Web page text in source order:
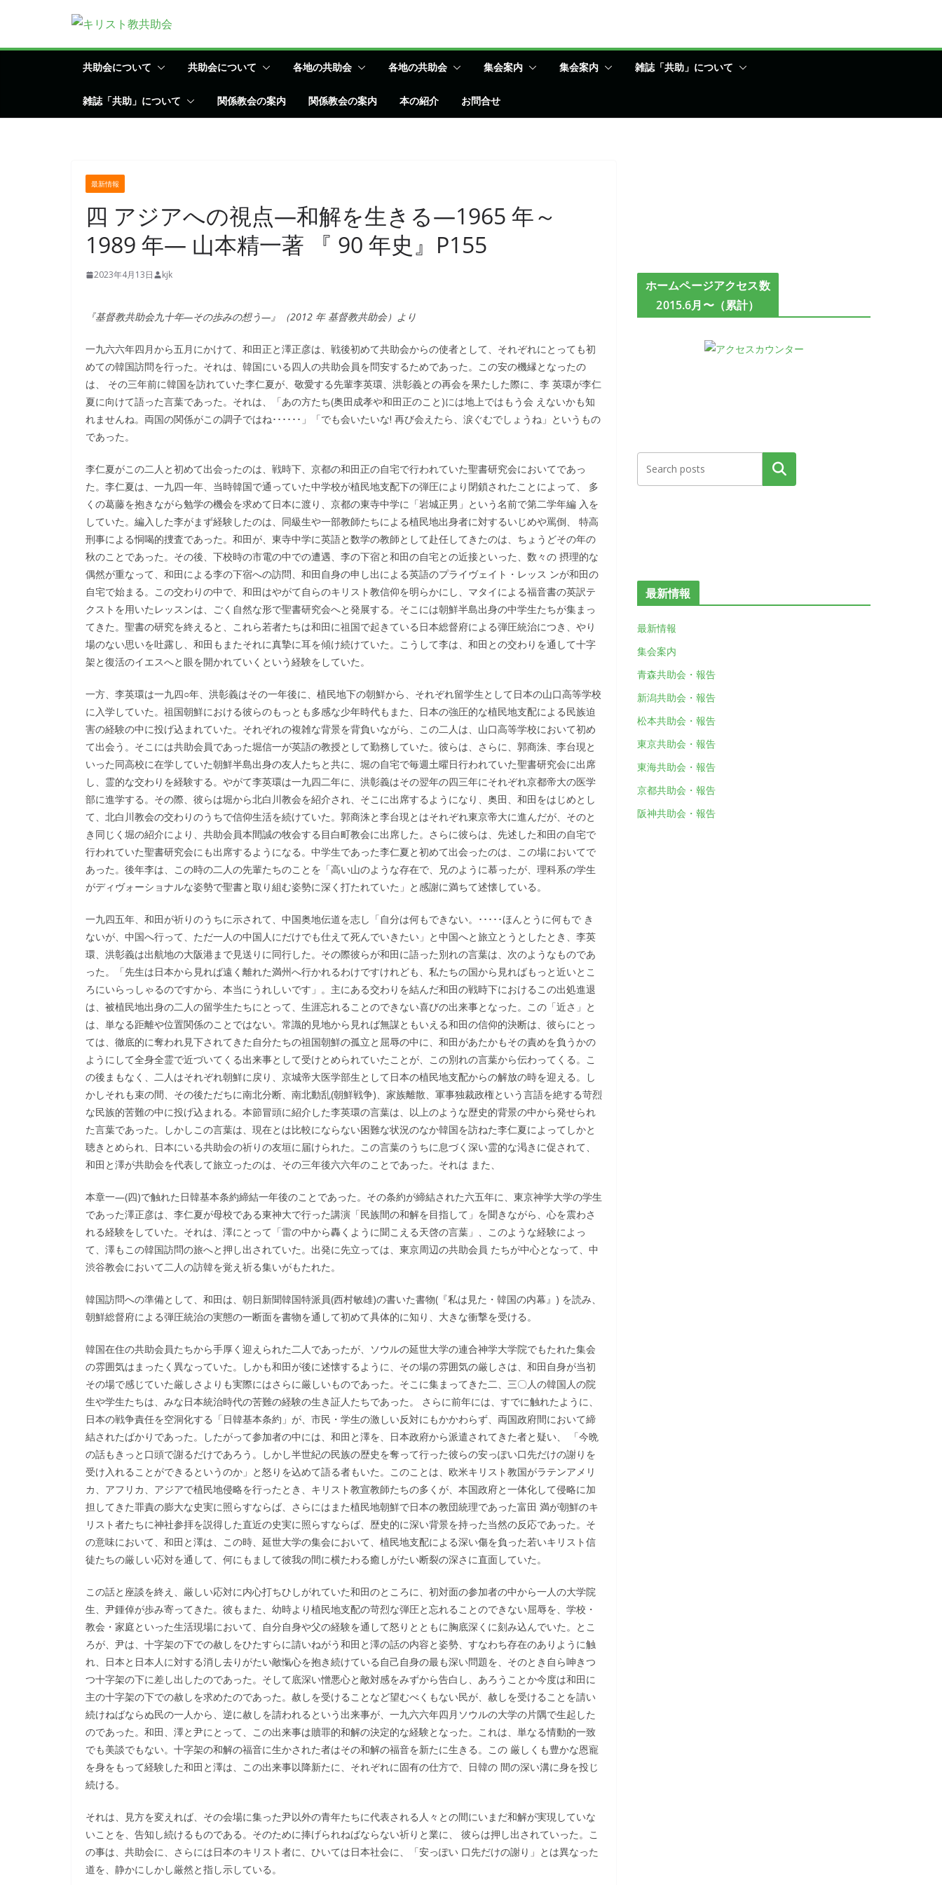
テ
共助会について 共助会について 各地の共助会 各地の共助会 集会案内 集会案内 雑誌「共助」について
雑誌「共助」について 関係教会の案内 関係教会の案内 本の紹介 お問合せ
最新情報
四 アジアへの視点―和解を生きる―1965 年～
1989 年— 山本精一著 『 90 年史』P155
2023年4月13日 kjk
『基督教共助会九十年―その歩みの想う―』（2012 年 基督教共助会）より
一九六六年四月から五月にかけて、和田正と澤正彦は、戦後初めて共助会からの使者として、それぞれにとっても初
めての韓国訪問を行った。それは、韓国にいる四人の共助会員を問安するためであった。この安の機縁となったの
は、 その三年前に韓国を訪れていた李仁夏が、敬愛する先輩李英環、洪彰義との再会を果たした際に、李 英環が李仁
夏に向けて語った言葉であった。それは、「あの方たち(奥田成孝や和田正のこと)には地上ではもう会 えないかも知
れませんね。両国の関係がこの調子ではね･･････」「でも会いたいな! 再び会えたら、涙ぐむでしょうね」というもの
であった。
李仁夏がこの二人と初めて出会ったのは、戦時下、京都の和田正の自宅で行われていた聖書研究会においてであっ
た。李仁夏は、一九四一年、当時韓国で通っていた中学校が植民地支配下の弾圧により閉鎖されたことによって、 多
くの葛藤を抱きながら勉学の機会を求めて日本に渡り、京都の東寺中学に「岩城正男」という名前で第二学年編 入を
していた。編入した李がまず経験したのは、同級生や一部教師たちによる植民地出身者に対するいじめや罵倒、 特高
刑事による恫喝的捜査であった。和田が、東寺中学に英語と数学の教師として赴任してきたのは、ちょうどその年の
秋のことであった。その後、下校時の市電の中での遭遇、李の下宿と和田の自宅との近接といった、数々の 摂理的な
偶然が重なって、和田による李の下宿への訪問、和田自身の申し出による英語のプライヴェイト・レッス ンが和田の
自宅で始まる。この交わりの中で、和田はやがて自らのキリスト教信仰を明らかにし、マタイによる福音書の英訳テ
クストを用いたレッスンは、ごく自然な形で聖書研究会へと発展する。そこには朝鮮半島出身の中学生たちが集まっ
てきた。聖書の研究を終えると、これら若者たちは和田に祖国で起きている日本総督府による弾圧統治につき、やり
場のない思いを吐露し、和田もまたそれに真摯に耳を傾け続けていた。こうして李は、和田との交わりを通して十字
架と復活のイエスへと眼を開かれていくという経験をしていた。
一方、李英環は一九四○年、洪彰義はその一年後に、植民地下の朝鮮から、それぞれ留学生として日本の山口高等学校
に入学していた。祖国朝鮮における彼らのもっとも多感な少年時代もまた、日本の強圧的な植民地支配による民族迫
害の経験の中に投げ込まれていた。それぞれの複雑な背景を背負いながら、この二人は、山口高等学校において初め
て出会う。そこには共助会員であった堀信一が英語の教授として勤務していた。彼らは、さらに、郭商洙、李台現と
いった同高校に在学していた朝鮮半島出身の友人たちと共に、堀の自宅で毎週土曜日行われていた聖書研究会に出席
し、霊的な交わりを経験する。やがて李英環は一九四二年に、洪彰義はその翌年の四三年にそれぞれ京都帝大の医学
部に進学する。その際、彼らは堀から北白川教会を紹介され、そこに出席するようになり、奥田、和田をはじめとし
て、北白川教会の交わりのうちで信仰生活を続けていた。郭商洙と李台現とはそれぞれ東京帝大に進んだが、そのと
き同じく堀の紹介により、共助会員本間誠の牧会する目白町教会に出席した。さらに彼らは、先述した和田の自宅で
行われていた聖書研究会にも出席するようになる。中学生であった李仁夏と初めて出会ったのは、この場においてで
あった。後年李は、この時の二人の先輩たちのことを「高い山のような存在で、兄のように慕ったが、理科系の学生
がディヴォーショナルな姿勢で聖書と取り組む姿勢に深く打たれていた」と感謝に満ちて述懐している。
一九四五年、和田が祈りのうちに示されて、中国奥地伝道を志し「自分は何もできない。･････ほんとうに何もで き
ないが、中国へ行って、ただ一人の中国人にだけでも仕えて死んでいきたい」と中国へと旅立とうとしたとき、李英
環、洪彰義は出航地の大阪港まで見送りに同行した。その際彼らが和田に語った別れの言葉は、次のようなものであ
った。「先生は日本から見れば遠く離れた満州へ行かれるわけですけれども、私たちの国から見ればもっと近いとこ
ろにいらっしゃるのですから、本当にうれしいです」。主にある交わりを結んだ和田の戦時下におけるこの出処進退
は、被植民地出身の二人の留学生たちにとって、生涯忘れることのできない喜びの出来事となった。この「近さ」と
は、単なる距離や位置関係のことではない。常識的見地から見れば無謀ともいえる和田の信仰的決断は、彼らにとっ
ては、徹底的に奪われ見下されてきた自分たちの祖国朝鮮の孤立と屈辱の中に、和田があたかもその責めを負うかの
ようにして全身全霊で近づいてくる出来事として受けとめられていたことが、この別れの言葉から伝わってくる。こ
の後まもなく、二人はそれぞれ朝鮮に戻り、京城帝大医学部生として日本の植民地支配からの解放の時を迎える。し
かしそれも束の間、その後ただちに南北分断、南北動乱(朝鮮戦争)、家族離散、軍事独裁政権という言語を絶する苛烈
な民族的苦難の中に投げ込まれる。本節冒頭に紹介した李英環の言葉は、以上のような歴史的背景の中から発せられ
た言葉であった。しかしこの言葉は、現在とは比較にならない困難な状況のなか韓国を訪ねた李仁夏によってしかと
聴きとめられ、日本にいる共助会の祈りの友垣に届けられた。この言葉のうちに息づく深い霊的な渇きに促されて、
和田と澤が共助会を代表して旅立ったのは、その三年後六六年のことであった。それは また、
本章一―(四)で触れた日韓基本条約締結一年後のことであった。その条約が締結された六五年に、東京神学大学の学生
であった澤正彦は、李仁夏が母校である東神大で行った講演「民族間の和解を目指して」を聞きながら、心を震わさ
れる経験をしていた。それは、澤にとって「雷の中から轟くように聞こえる天啓の言葉」、このような経験によっ
て、澤もこの韓国訪問の旅へと押し出されていた。出発に先立っては、東京周辺の共助会員 たちが中心となって、中
渋谷教会において二人の訪韓を覚え祈る集いがもたれた。
韓国訪問への準備として、和田は、朝日新聞韓国特派員(西村敏雄)の書いた書物(『私は見た・韓国の内幕』) を読み、
朝鮮総督府による弾圧統治の実態の一断面を書物を通して初めて具体的に知り、大きな衝撃を受ける。
韓国在住の共助会員たちから手厚く迎えられた二人であったが、ソウルの延世大学の連合神学大学院でもたれた集会
の雰囲気はまったく異なっていた。しかも和田が後に述懐するように、その場の雰囲気の厳しさは、和田自身が当初
その場で感じていた厳しさよりも実際にはさらに厳しいものであった。そこに集まってきた二、三〇人の韓国人の院
生や学生たちは、みな日本統治時代の苦難の経験の生き証人たちであった。 さらに前年には、すでに触れたように、
日本の戦争責任を空洞化する「日韓基本条約」が、市民・学生の激しい反対にもかかわらず、両国政府間において締
結されたばかりであった。したがって参加者の中には、和田と澤を、日本政府から派遣されてきた者と疑い、 「今晩
の話もきっと口頭で謝るだけであろう。しかし半世紀の民族の歴史を奪って行った彼らの安っぽい口先だけの謝りを
受け入れることができるというのか」と怒りを込めて語る者もいた。このことは、欧米キリスト教国がラテンアメリ
カ、アフリカ、アジアで植民地侵略を行ったとき、キリスト教宣教師たちの多くが、本国政府と一体化して侵略に加
担してきた罪責の膨大な史実に照らすならば、さらにはまた植民地朝鮮で日本の教団統理であった富田 満が朝鮮のキ
リスト者たちに神社参拝を説得した直近の史実に照らすならば、歴史的に深い背景を持った当然の反応であった。そ
の意味において、和田と澤は、この時、延世大学の集会において、植民地支配による深い傷を負った若いキリスト信
徒たちの厳しい応対を通して、何にもまして彼我の間に横たわる癒しがたい断裂の深さに直面していた。
この話と座談を終え、厳しい応対に内心打ちひしがれていた和田のところに、初対面の参加者の中から一人の大学院
生、尹鍾倬が歩み寄ってきた。彼もまた、幼時より植民地支配の苛烈な弾圧と忘れることのできない屈辱を、学校・
教会・家庭といった生活現場において、自分自身や父の経験を通して怒りとともに胸底深くに刻み込んでいた。とこ
ろが、尹は、十字架の下での赦しをひたすらに請いねがう和田と澤の話の内容と姿勢、すなわち存在のありように触
れ、日本と日本人に対する消し去りがたい敵愾心を抱き続けている自己自身の最も深い問題を、そのとき自ら呻きつ
つ十字架の下に差し出したのであった。そして底深い憎悪心と敵対感をみずから告白し、あろうことか今度は和田に
主の十字架の下での赦しを求めたのであった。赦しを受けることなど望むべくもない民が、赦しを受けることを請い
続けねばならぬ民の一人から、逆に赦しを請われるという出来事が、一九六六年四月ソウルの大学の片隅で生起した
のであった。和田、澤と尹にとって、この出来事は贖罪的和解の決定的な経験となった。これは、単なる情動的一致
でも美談でもない。十字架の和解の福音に生かされた者はその和解の福音を新たに生きる。この 厳しくも豊かな恩寵
を身をもって経験した和田と澤は、この出来事以降新たに、それぞれに固有の仕方で、日韓の 間の深い溝に身を投じ
続ける。
それは、見方を変えれば、その会場に集った尹以外の青年たちに代表される人々との間にいまだ和解が実現していな
いことを、告知し続けるものである。そのために捧げられねばならない祈りと業に、 彼らは押し出されていった。こ
の事は、共助会に、さらには日本のキリスト者に、ひいては日本社会に、「安っぽい 口先だけの謝り」とは異なった
道を、静かにしかし厳然と指し示している。
ホームページアクセス数
2015.6月〜（累計）
検索
最新情報
最新情報
集会案内
青森共助会・報告
新潟共助会・報告
松本共助会・報告
東京共助会・報告
東海共助会・報告
京都共助会・報告
阪神共助会・報告